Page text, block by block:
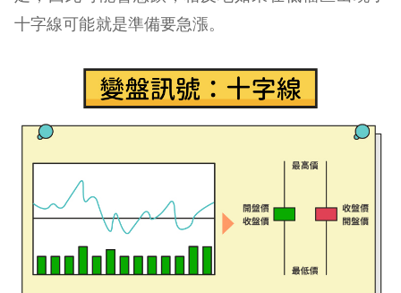
十字線可能就是準備要急漲。